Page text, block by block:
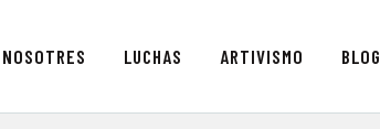
NOSOTRES LUCHAS ARTIVISMO BLOG
ECUADOR